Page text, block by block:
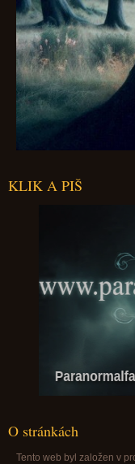
KLIK A PIŠ
O stránkách
Tento web byl založen v